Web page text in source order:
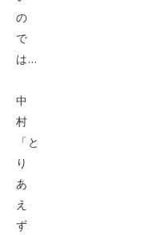
の
で
は…
中
村
「と
り
あ
え
ず